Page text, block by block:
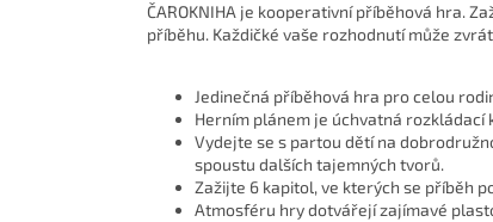
ČAROKNIHA je kooperativní příběhová hra.
příběhu. Každičké vaše rozhodnutí může
Jedinečná příběhová hra pro celou
Herním plánem je úchvatná
Vydejte se s partou dětí na
spoustu dalších tajemných tvorů.
Zažijte 6 kapitol, ve kterých se příběh
Atmosféru hry dotvářejí zajímavé